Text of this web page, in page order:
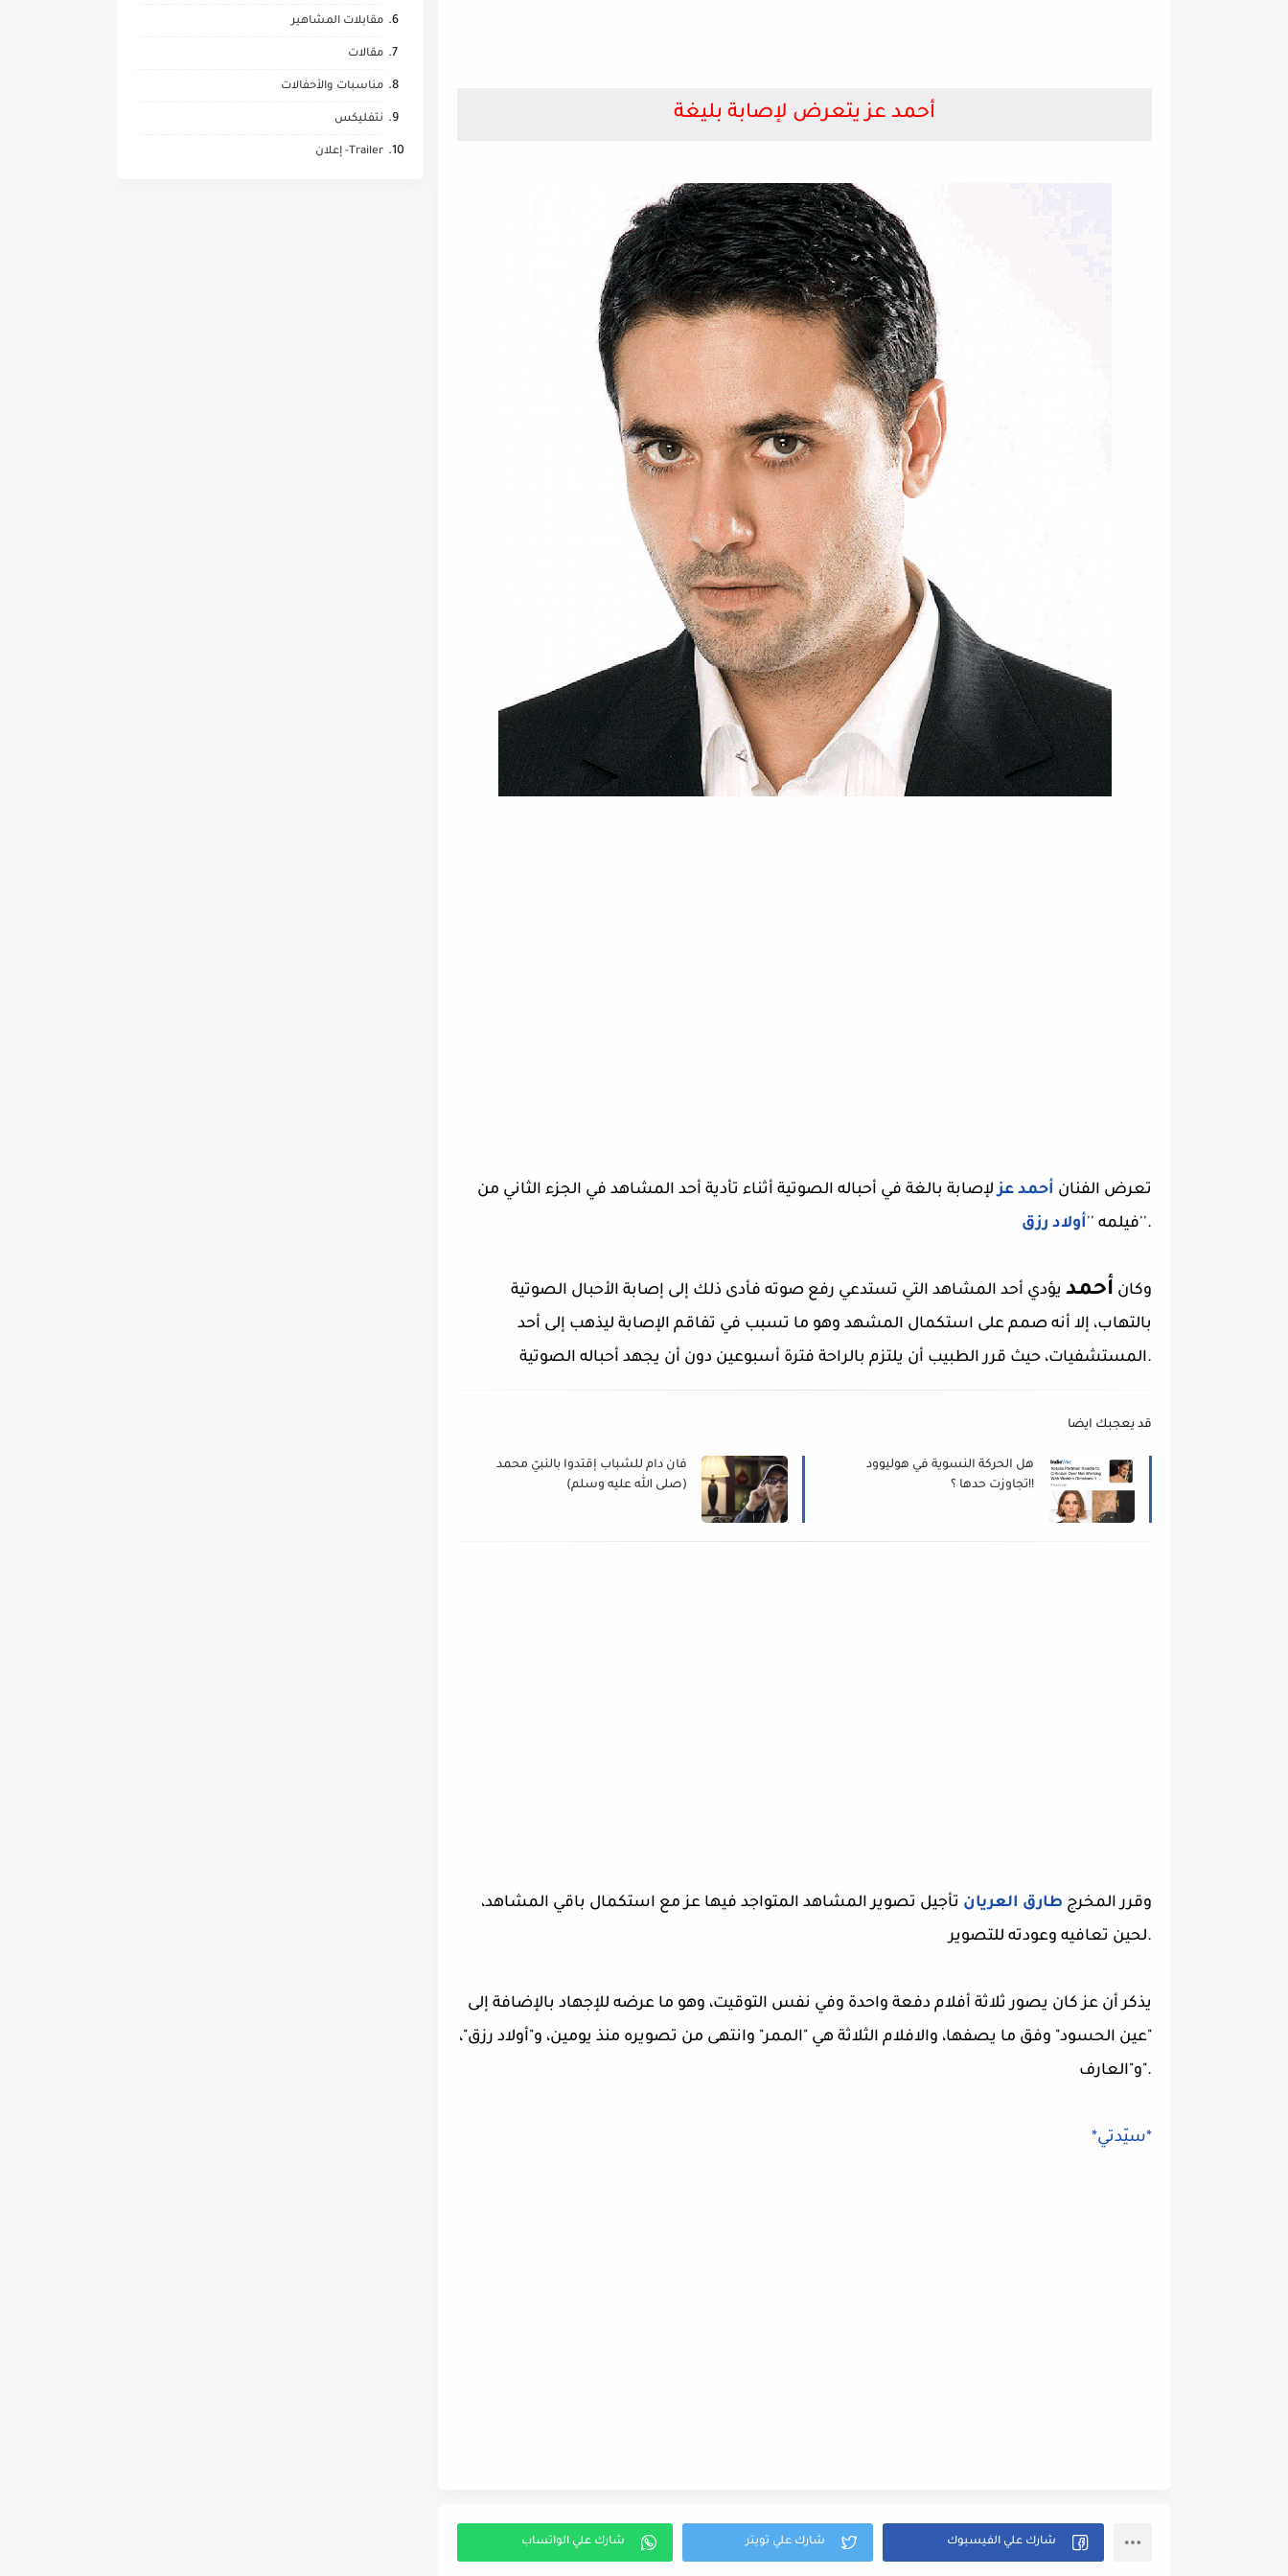
أحمد عز يتعرض لإصابة بليغة
تعرض الفنان أحمد عزلإصابة بالغة في أحباله الصوتية أثناء تأدية أحد المشاهد في الجزء الثاني من
فيلمه ''أولاد رزق ''.
وكان أحمد يؤدي أحد المشاهد التي تستدعي رفع صوته فأدى ذلك إلى إصابة الأحبال الصوتية
بالتهاب، إلا أنه صمم على استكمال المشهد وهو ما تسبب في تفاقم الإصابة ليذهب إلى أحد
المستشفيات، حيث قرر الطبيب أن يلتزم بالراحة فترة أسبوعين دون أن يجهد أحباله الصوتية.
قد يعجبك ايضا
هل الحركة النسوية في هوليوود
تجاوزت حدها ؟!!
فان دام للشّباب إقتدوا بالنبيّ محمد
(صلى الله عليه وسلم)
وقرر المخرج طارق العريان تأجيل تصوير المشاهد المتواجد فيها عز مع استكمال باقي المشاهد،
لحين تعافيه وعودته للتصوير.
يذكر أن عز كان يصور ثلاثة أفلام دفعة واحدة وفي نفس التوقيت، وهو ما عرضه للإجهاد بالإضافة إلى
"عين الحسود" وفق ما يصفها، والافلام الثلاثة هي "الممر" وانتهى من تصويره منذ يومين، و"أولاد رزق"،
و"العارف".
*سيّدتي*
مقابلات المشاهير
مقالات
مناسبات والأحفالات
نتفليكس
Trailer- إعلان